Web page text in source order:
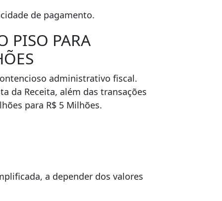
de pagamento.
PISO PARA
administrativo fiscal.
da Receita, além das transações
para R$ 5 Milhões.
a depender dos valores